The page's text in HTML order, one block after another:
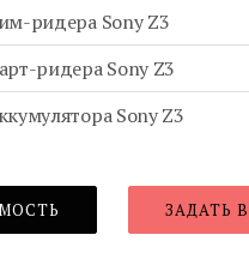
ридера Sony Z3
ридера Sony Z3
Sony Z3
ЗАДАТЬ